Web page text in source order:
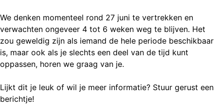
We denken momenteel rond 27 juni te vertrekken en
verwachten ongeveer 4 tot 6 weken weg te blijven. Het
zou geweldig zijn als iemand de hele periode beschikbaar
is, maar ook als je slechts een deel van de tijd kunt
oppassen, horen we graag van je.
Lijkt dit je leuk of wil je meer informatie? Stuur gerust een
berichtje!